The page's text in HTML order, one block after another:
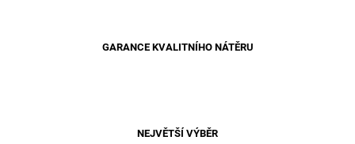
GARANCE KVALITNÍHO NÁTĚRU
NEJVĚTŠÍ VÝBĚR